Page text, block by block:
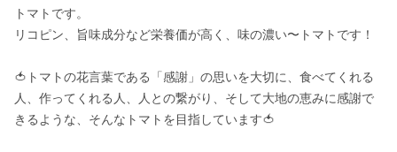
トマトです。
リコピン、旨味成分など栄養価が高く、味の濃い〜トマトです！
🍅トマトの花言葉である「感謝」の思いを大切に、食べてくれる
人、作ってくれる人、人との繋がり、そして大地の恵みに感謝で
きるような、そんなトマトを目指しています🍅